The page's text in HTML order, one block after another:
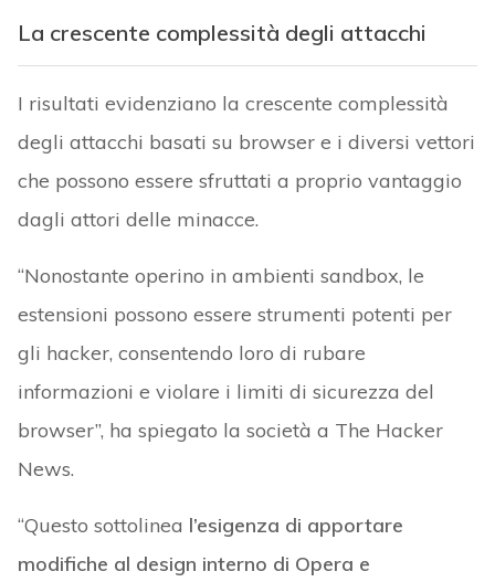
La crescente complessità degli attacchi
I risultati evidenziano la crescente complessità
degli attacchi basati su browser e i diversi vettori
che possono essere sfruttati a proprio vantaggio
dagli attori delle minacce.
“Nonostante operino in ambienti sandbox, le
estensioni possono essere strumenti potenti per
gli hacker, consentendo loro di rubare
informazioni e violare i limiti di sicurezza del
browser”, ha spiegato la società a The Hacker
News.
“Questo sottolinea l’esigenza di apportare
modifiche al design interno di Opera e